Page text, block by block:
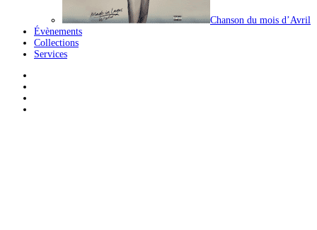
Chanson du mois d’Avril
Évènements
Collections
Services